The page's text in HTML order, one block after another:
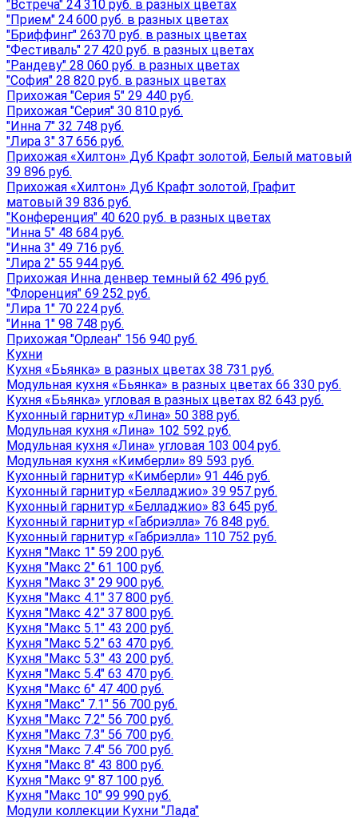
"Встреча" 24 310 руб. в разных цветах
"Прием" 24 600 руб. в разных цветах
"Бриффинг" 26370 руб. в разных цветах
"Фестиваль" 27 420 руб. в разных цветах
"Рандеву" 28 060 руб. в разных цветах
"София" 28 820 руб. в разных цветах
Прихожая "Серия 5" 29 440 руб.
Прихожая "Серия" 30 810 руб.
"Инна 7" 32 748 руб.
"Лира 3" 37 656 руб.
Прихожая «Хилтон» Дуб Крафт золотой, Белый матовый
39 896 руб.
Прихожая «Хилтон» Дуб Крафт золотой, Графит
матовый 39 836 руб.
"Конференция" 40 620 руб. в разных цветах
"Инна 5" 48 684 руб.
"Инна 3" 49 716 руб.
"Лира 2" 55 944 руб.
Прихожая Инна денвер темный 62 496 руб.
"Флоренция" 69 252 руб.
"Лира 1" 70 224 руб.
"Инна 1" 98 748 руб.
Прихожая "Орлеан" 156 940 руб.
Кухни
Кухня «Бьянка» в разных цветах 38 731 руб.
Модульная кухня «Бьянка» в разных цветах 66 330 руб.
Кухня «Бьянка» угловая в разных цветах 82 643 руб.
Кухонный гарнитур «Лина» 50 388 руб.
Модульная кухня «Лина» 102 592 руб.
Модульная кухня «Лина» угловая 103 004 руб.
Модульная кухня «Кимберли» 89 593 руб.
Кухонный гарнитур «Кимберли» 91 446 руб.
Кухонный гарнитур «Белладжио» 39 957 руб.
Кухонный гарнитур «Белладжио» 83 645 руб.
Кухонный гарнитур «Габриэлла» 76 848 руб.
Кухонный гарнитур «Габриэлла» 110 752 руб.
Кухня "Макс 1" 59 200 руб.
Кухня "Макс 2" 61 100 руб.
Кухня "Макс 3" 29 900 руб.
Кухня "Макс 4.1" 37 800 руб.
Кухня "Макс 4.2" 37 800 руб.
Кухня "Макс 5.1" 43 200 руб.
Кухня "Макс 5.2" 63 470 руб.
Кухня "Макс 5.3" 43 200 руб.
Кухня "Макс 5.4" 63 470 руб.
Кухня "Макс 6" 47 400 руб.
Кухня "Макс" 7.1" 56 700 руб.
Кухня "Макс 7.2" 56 700 руб.
Кухня "Макс 7.3" 56 700 руб.
Кухня "Макс 7.4" 56 700 руб.
Кухня "Макс 8" 43 800 руб.
Кухня "Макс 9" 87 100 руб.
Кухня "Макс 10" 99 990 руб.
Модули коллекции Кухни "Лада"